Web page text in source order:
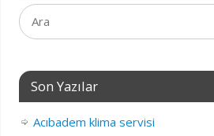
Son Yazılar
Acıbadem klima servisi